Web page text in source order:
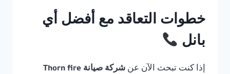
خطوات التعاقد مع أفضل أي
بانل
إذا كنت تبحث الآن عن
شركة صيانة Thorn fire